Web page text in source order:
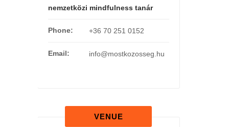
nemzetközi mindfulness tanár
Phone: +36 70 251 0152
Email: info@mostkozosseg.hu
VENUE